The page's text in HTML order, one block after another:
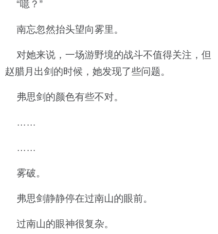
“噫？”
南忘忽然抬头望向雾里。
对她来说，一场游野境的战斗不值得关注，但
赵腊月出剑的时候，她发现了些问题。
弗思剑的颜色有些不对。
……
……
雾破。
弗思剑静静停在过南山的眼前。
过南山的眼神很复杂。